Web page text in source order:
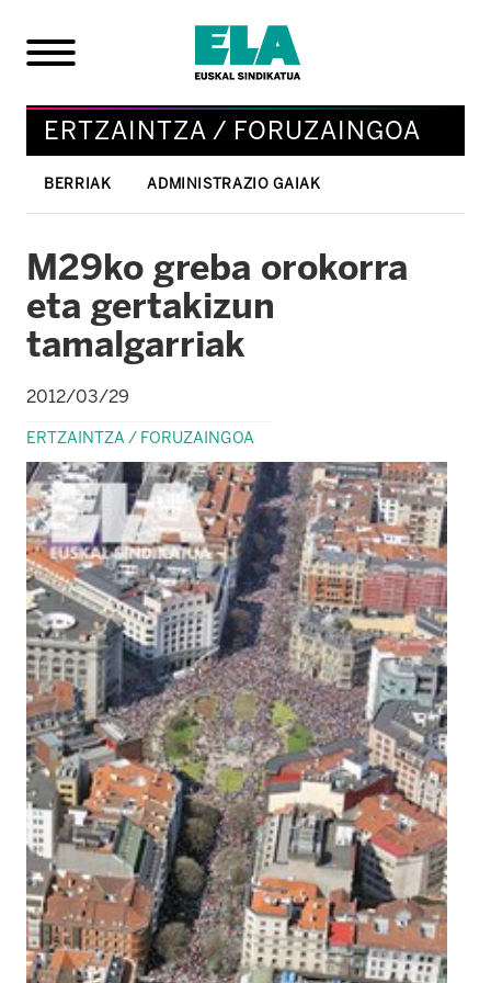
ERTZAINTZA / FORUZAINGOA
BERRIAK ADMINISTRAZIO GAIAK
M29ko greba orokorra
eta gertakizun
tamalgarriak
2012/03/29
ERTZAINTZA / FORUZAINGOA